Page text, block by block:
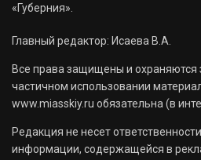
«Губерния».
Главный редактор: Исаева В.А.
Все права защищены и охраняются
частичном использовании
www.miasskiy.ru обязательна (в
Редакция не несет
информации, содержащейся в